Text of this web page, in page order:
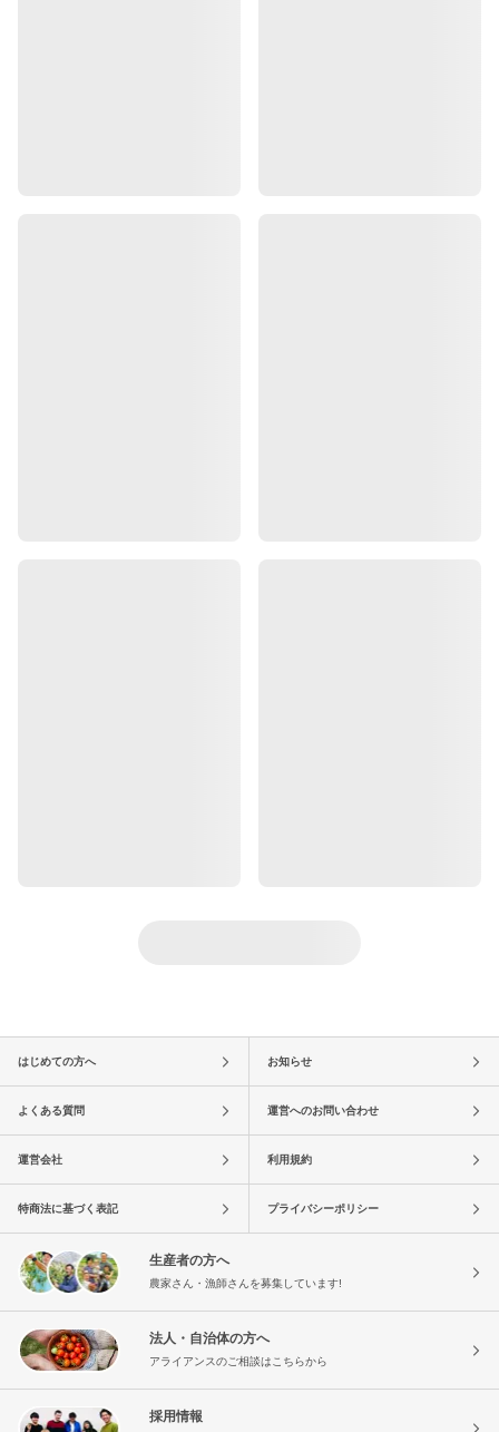
はじめての方へ お知らせ
よくある質問 運営へのお問い合わせ
運営会社 利用規約
特商法に基づく表記 プライバシーポリシー
生産者の方へ
農家さん・漁師さんを募集しています!
法人・自治体の方へ
アライアンスのご相談はこちらから
採用情報